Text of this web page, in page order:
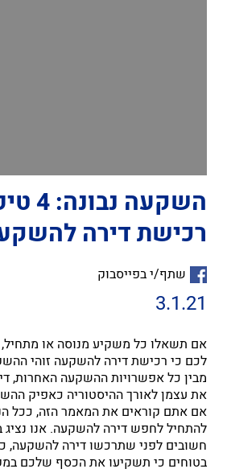
רכישת דירה
שתף/י בפייסבוק
3.1.21
אם תשאלו כל משקיע מנוסה או מתחיל,
לכם כי רכישת דירה להשקעה זוהי
מבין כל אפשרויות ההשקעה האחרות,
את עצמן לאורך ההיסטוריה כאפיק
אם אתם קוראים את המאמר הזה, ככל
חשובים לפני שתרכשו דירה להשקעה,
בטוחים כי תשקיעו את הכסף שלכם